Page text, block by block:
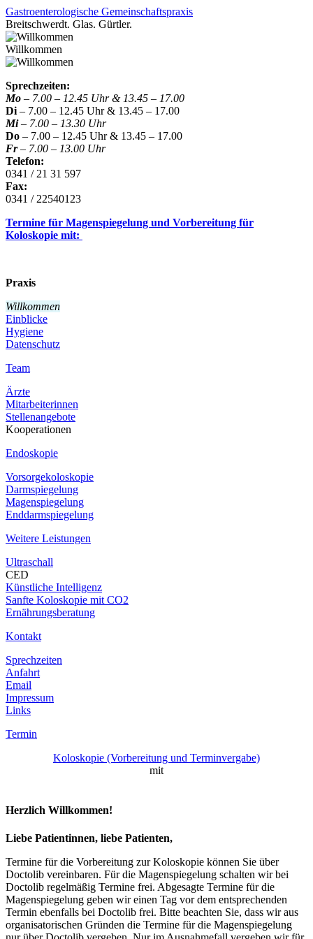
Gastroenterologische Gemeinschaftspraxis
Breitschwerdt. Glas. Gürtler.
Willkommen
Sprechzeiten:
Mo – 7.00 – 12.45 Uhr & 13.45 – 17.00
Di – 7.00 – 12.45 Uhr & 13.45 – 17.00
Mi– 7.00 – 13.30 Uhr
Do – 7.00 – 12.45 Uhr & 13.45 – 17.00
Fr– 7.00 – 13.00 Uhr
Telefon:
0341 / 21 31 597
Fax:
0341 / 22540123
Termine für Magenspiegelung und Vorbereitung für
Koloskopie mit:
Praxis
Willkommen
Einblicke
Hygiene
Datenschutz
Team
Ärzte
Mitarbeiterinnen
Stellenangebote
Kooperationen
Endoskopie
Vorsorgekoloskopie
Darmspiegelung
Magenspiegelung
Enddarmspiegelung
Weitere Leistungen
Ultraschall
CED
Künstliche Intelligenz
Sanfte Koloskopie mit CO2
Ernährungsberatung
Kontakt
Sprechzeiten
Anfahrt
Email
Impressum
Links
Termin
Koloskopie (Vorbereitung und Terminvergabe)
mit
Herzlich Willkommen!
Liebe Patientinnen, liebe Patienten,
Termine für die Vorbereitung zur Koloskopie können Sie über
Doctolib vereinbaren. Für die Magenspiegelung schalten wir bei
Doctolib regelmäßig Termine frei. Abgesagte Termine für die
Magenspiegelung geben wir einen Tag vor dem entsprechenden
Termin ebenfalls bei Doctolib frei. Bitte beachten Sie, dass wir aus
organisatorischen Gründen die Termine für die Magenspiegelung